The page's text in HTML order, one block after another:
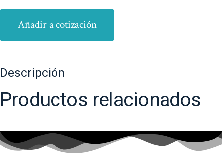
Añadir a cotización
Descripción
Productos relacionados